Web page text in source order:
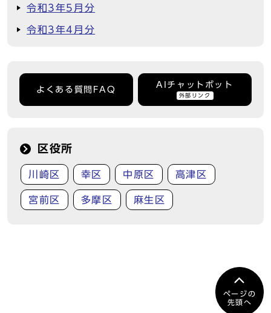
令和3年5月分
令和3年4月分
よくある質問FAQ
AIチャットボット
外部リンク
区役所
川崎区 幸区 中原区 高津区
宮前区 多摩区 麻生区
ページの
先頭へ